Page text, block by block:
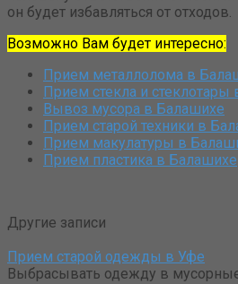
он будет избавляться от отходов.
Возможно Вам будет интересно:
Прием металлолома в
Прием стекла и стеклотары
Вывоз мусора в Балашихе
Прием старой техники в
Прием макулатуры в
Прием пластика в Балашихе
Другие записи
Прием старой одежды в Уфе
Выбрасывать одежду в